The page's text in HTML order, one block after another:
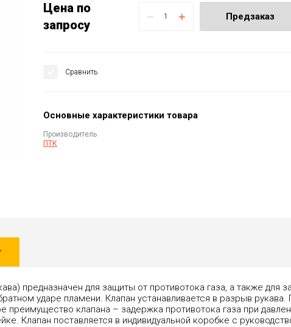
Цена по
запросу
− + Предзаказ
Сравнить
Основные характеристики товара
Производитель
ПТК
предназначен для защиты от противотока газа, а также для
ударе пламени. Клапан устанавливается в разрыв
клапана – задержка противотока газа при
Клапан поставляется в индивидуальной коробке с